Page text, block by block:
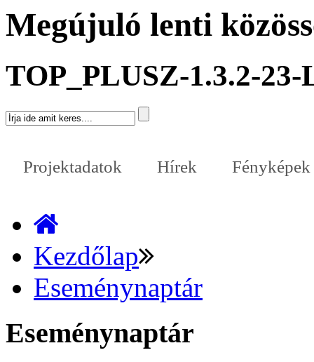
Megújuló lenti
TOP_PLUSZ-1.3.2-23-
Projektadatok Hírek Fényképek
Kezdőlap
Eseménynaptár
Eseménynaptár